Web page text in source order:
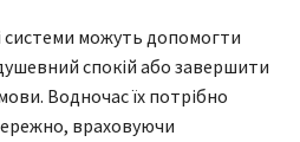
системи можуть допомогти
спокій або завершити
Водночас їх потрібно
враховуючи